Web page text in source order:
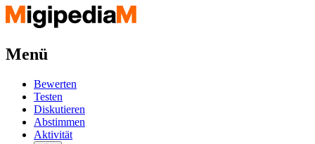
Menü
Bewerten
Testen
Diskutieren
Abstimmen
Aktivität